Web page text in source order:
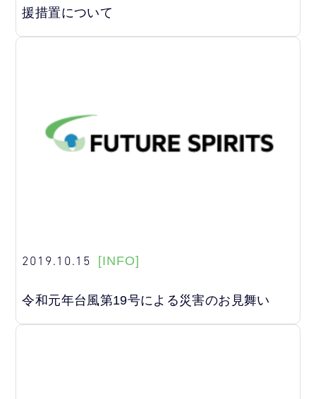
援措置について
2019.10.15 [INFO]
令和元年台風第19号による災害のお見舞い